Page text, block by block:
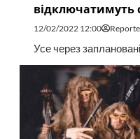
відключатимуть
12/02/2022 12:00
Усе через